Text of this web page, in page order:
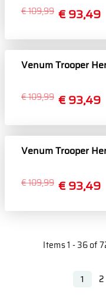
€ 93,49
€ 109,99
Venum Trooper
€ 93,49
€ 109,99
Venum Trooper
€ 93,49
€ 109,99
Items 1 - 36 of
1 2